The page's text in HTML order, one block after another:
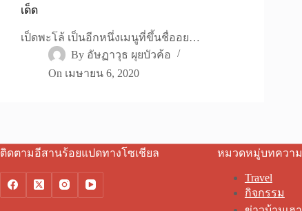
เด็ด
เป็ดพะโล้ เป็นอีกหนึ่งเมนูที่ขึ้นชื่ออย…
By อัษฏาวุธ ผุยบัวค้อ
On เมษายน 6, 2020
ติดตามอีสานร้อยแปดทางโซเชียล หมวดหมู่บทความ
Travel
กิจกรรม